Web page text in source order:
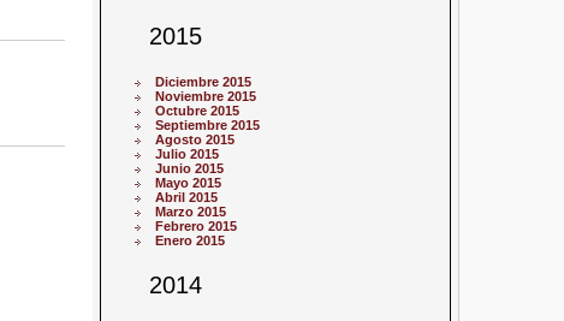
2015
Diciembre 2015
Noviembre 2015
Octubre 2015
Septiembre 2015
Agosto 2015
Julio 2015
Junio 2015
Mayo 2015
Abril 2015
Marzo 2015
Febrero 2015
Enero 2015
2014